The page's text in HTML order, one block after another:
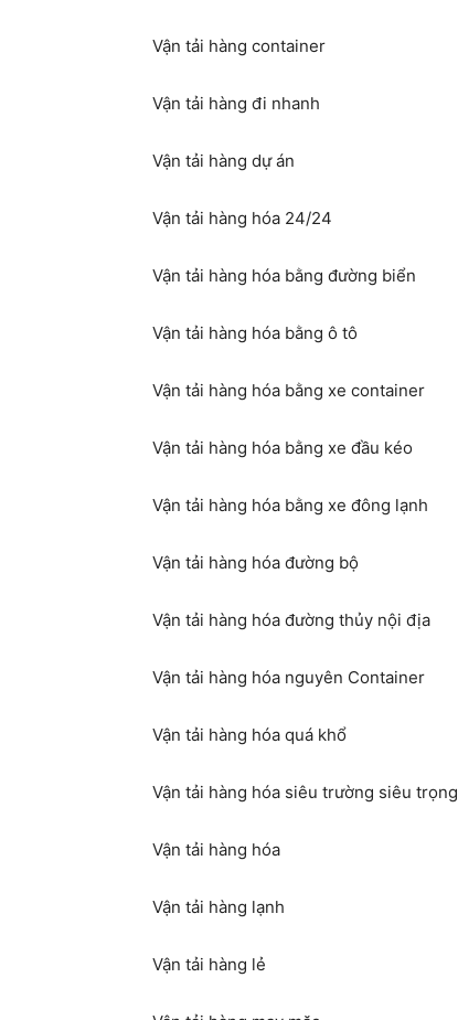
Vận tải hàng container
Vận tải hàng đi nhanh
Vận tải hàng dự án
Vận tải hàng hóa 24/24
Vận tải hàng hóa bằng đường biển
Vận tải hàng hóa bằng ô tô
Vận tải hàng hóa bằng xe container
Vận tải hàng hóa bằng xe đầu kéo
Vận tải hàng hóa bằng xe đông lạnh
Vận tải hàng hóa đường bộ
Vận tải hàng hóa đường thủy nội địa
Vận tải hàng hóa nguyên Container
Vận tải hàng hóa quá khổ
Vận tải hàng hóa siêu trường siêu trọng
Vận tải hàng hóa
Vận tải hàng lạnh
Vận tải hàng lẻ